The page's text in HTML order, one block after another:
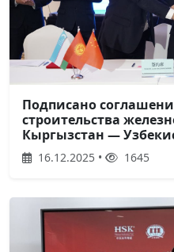
Подписано
строительства
Кыргызстан —
16.12.2025 • 1645